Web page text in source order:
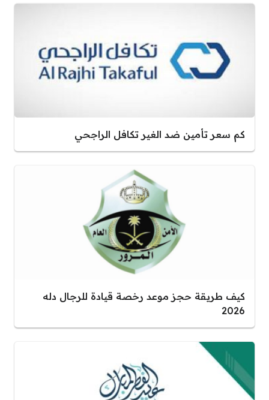
كم سعر تأمين ضد الغير تكافل الراجحي
كيف طريقة حجز موعد رخصة قيادة للرجال دله
2026